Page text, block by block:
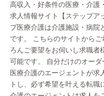
高収入・好条件の医療・介護
求人情報サイト【ステップア
プ医療介護は介護施設・病院
です。 こちらのサイトから
ろんご要望をお伺いし求職者
可能です。 自分だけのオー
医療介護のエージェントが求
トし、必ず希望を叶える転